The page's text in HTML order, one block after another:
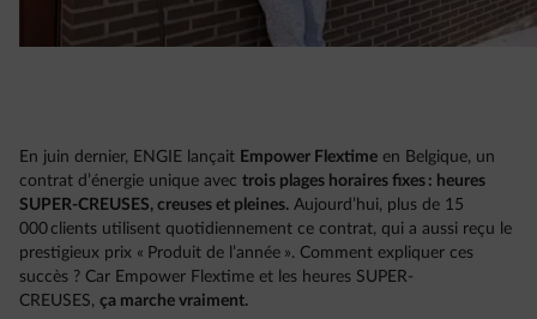
En juin dernier, ENGIE lançait Empower Flextime en Belgique, un
contrat d’énergie unique avec trois plages horaires fixes : heures
SUPER-CREUSES, creuses et pleines. Aujourd’hui, plus de 15
000 clients utilisent quotidiennement ce contrat, qui a aussi reçu le
prestigieux prix « Produit de l’année ». Comment expliquer ces
succès ? Car Empower Flextime et les heures SUPER-
CREUSES, ça marche vraiment.